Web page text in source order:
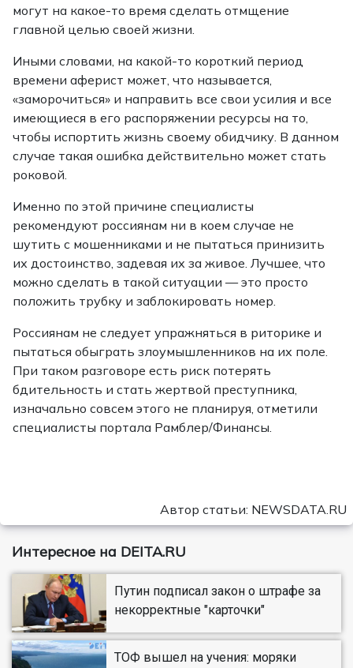
могут на какое-то время сделать отмщение
главной целью своей жизни.
Иными словами, на какой-то короткий период
времени аферист может, что называется,
«заморочиться» и направить все свои усилия и все
имеющиеся в его распоряжении ресурсы на то,
чтобы испортить жизнь своему обидчику. В данном
случае такая ошибка действительно может стать
роковой.
Именно по этой причине специалисты
рекомендуют россиянам ни в коем случае не
шутить с мошенниками и не пытаться принизить
их достоинство, задевая их за живое. Лучшее, что
можно сделать в такой ситуации — это просто
положить трубку и заблокировать номер.
Россиянам не следует упражняться в риторике и
пытаться обыграть злоумышленников на их поле.
При таком разговоре есть риск потерять
бдительность и стать жертвой преступника,
изначально совсем этого не планируя, отметили
специалисты портала Рамблер/Финансы.
Автор статьи: NEWSDATA.RU
Интересное на DEITA.RU
Путин подписал закон о штрафе за
некорректные "карточки"
ТОФ вышел на учения: моряки